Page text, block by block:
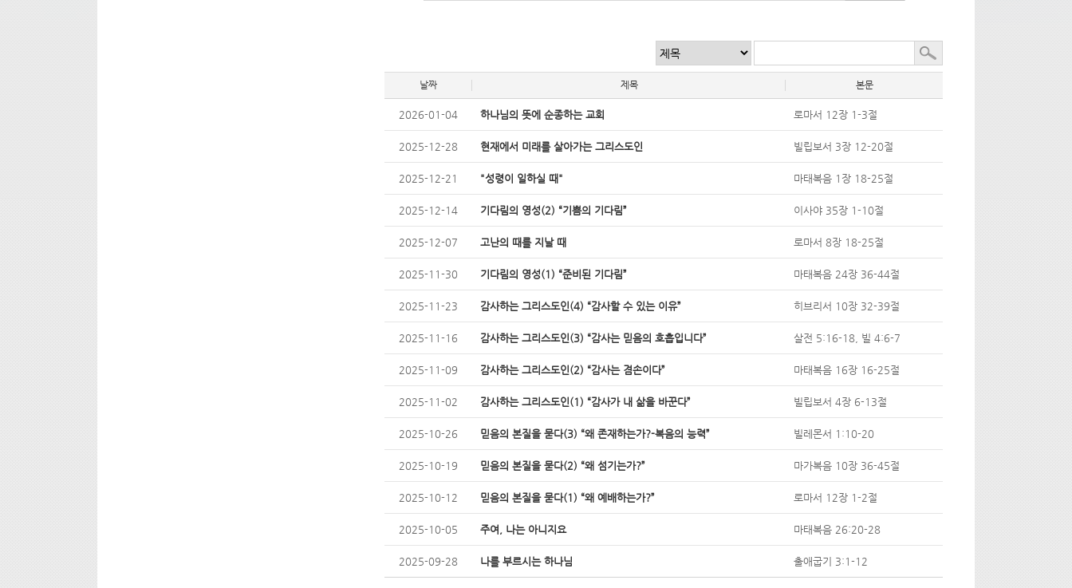
날짜 제목 본문
2026-01-04 하나님의 뜻에 순종하는 교회 로마서 12장 1-3절
2025-12-28 현재에서 미래를 살아가는 그리스도인 빌립보서 3장 12-20절
2025-12-21 "성령이 일하실 때" 마태복음 1장 18-25절
2025-12-14 기다림의 영성(2) “기쁨의 기다림” 이사야 35장 1-10절
2025-12-07 고난의 때를 지날 때 로마서 8장 18-25절
2025-11-30 기다림의 영성(1) “준비된 기다림” 마태복음 24장 36-44절
2025-11-23 감사하는 그리스도인(4) “감사할 수 있는 이유” 히브리서 10장 32-39절
2025-11-16 감사하는 그리스도인(3) “감사는 믿음의 호흡입니다” 살전 5:16-18, 빌 4:6-7
2025-11-09 감사하는 그리스도인(2) “감사는 겸손이다” 마태복음 16장 16-25절
2025-11-02 감사하는 그리스도인(1) “감사가 내 삶을 바꾼다” 빌립보서 4장 6-13절
2025-10-26 믿음의 본질을 묻다(3) “왜 존재하는가?-복음의 능력” 빌레몬서 1:10-20
2025-10-19 믿음의 본질을 묻다(2) “왜 섬기는가?” 마가복음 10장 36-45절
2025-10-12 믿음의 본질을 묻다(1) “왜 예배하는가?” 로마서 12장 1-2절
2025-10-05 주여, 나는 아니지요 마태복음 26:20-28
2025-09-28 나를 부르시는 하나님 출애굽기 3:1-12